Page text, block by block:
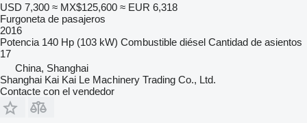
USD 7,300 ≈ MX$125,600 ≈ EUR 6,318
Furgoneta de pasajeros
2016
Potencia 140 Hp (103 kW) Combustible diésel Cantidad de asientos
17
China, Shanghai
Shanghai Kai Kai Le Machinery Trading Co., Ltd.
Contacte con el vendedor